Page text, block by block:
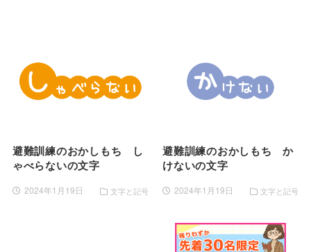
避難訓練のおかしもち し
ゃべらないの文字
2024年1月19日 文字と記号
避難訓練のおかしもち か
けないの文字
2024年1月19日 文字と記号